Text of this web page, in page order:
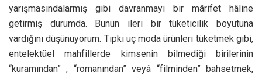
yarışmasındalarmış gibi davranmayı bir mârifet hâline
getirmiş durumda. Bunun ileri bir tüketicilik boyutuna
vardığını düşünüyorum. Tıpkı uç moda ürünleri tüketmek gibi,
entelektüel mahfillerde kimsenin bilmediği birilerinin
“kuramından” , “romanından” veyâ “filminden” bahsetmek,